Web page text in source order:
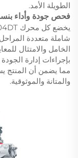
الطويلة الأمد.
فحص جودة وأداء بنسبة
شاملة متعددة
الخامل والامتثال
مما يضمن أن المنتج
والمتانة والموثوقية.